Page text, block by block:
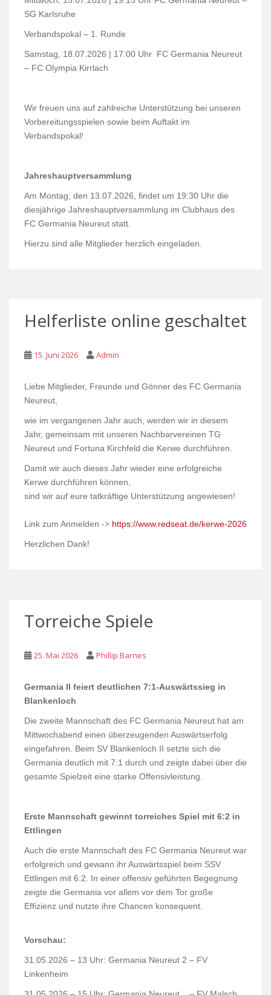
SG Karlsruhe
Verbandspokal – 1. Runde
Samstag, 18.07.2026 | 17:00 Uhr FC Germania Neureut
– FC Olympia Kirrlach
Wir freuen uns auf zahlreiche Unterstützung bei unseren
Vorbereitungsspielen sowie beim Auftakt im
Verbandspokal!
Jahreshauptversammlung
Am Montag, den 13.07.2026, findet um 19:30 Uhr die
diesjährige Jahreshauptversammlung im Clubhaus des
FC Germania Neureut statt.
Hierzu sind alle Mitglieder herzlich eingeladen.
Helferliste online geschaltet
15. Juni 2026 Admin
Liebe Mitglieder, Freunde und Gönner des FC Germania
Neureut,
wie im vergangenen Jahr auch, werden wir in diesem
Jahr, gemeinsam mit unseren Nachbarvereinen TG
Neureut und Fortuna Kirchfeld die Kerwe durchführen.
Damit wir auch dieses Jahr wieder eine erfolgreiche
Kerwe durchführen können,
sind wir auf eure tatkräftige Unterstützung angewiesen!
Link zum Anmelden -> https://www.redseat.de/kerwe-2026
Herzlichen Dank!
Torreiche Spiele
25. Mai 2026 Phillip Barnes
Germania II feiert deutlichen 7:1-Auswärtssieg in
Blankenloch
Die zweite Mannschaft des FC Germania Neureut hat am
Mittwochabend einen überzeugenden Auswärtserfolg
eingefahren. Beim SV Blankenloch II setzte sich die
Germania deutlich mit 7:1 durch und zeigte dabei über die
gesamte Spielzeit eine starke Offensivleistung.
Erste Mannschaft gewinnt torreiches Spiel mit 6:2 in
Ettlingen
Auch die erste Mannschaft des FC Germania Neureut war
erfolgreich und gewann ihr Auswärtsspiel beim SSV
Ettlingen mit 6:2. In einer offensiv geführten Begegnung
zeigte die Germania vor allem vor dem Tor große
Effizienz und nutzte ihre Chancen konsequent.
Vorschau:
31.05.2026 – 13 Uhr: Germania Neureut 2 – FV
Linkenheim